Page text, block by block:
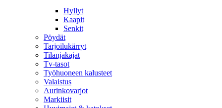
Hyllyt
Kaapit
Senkit
Pöydät
Tarjoilukärryt
Tilanjakajat
Tv-tasot
Työhuoneen kalusteet
Valaistus
Aurinkovarjot
Markiisit